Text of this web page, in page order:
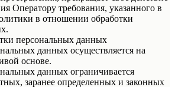
Оператору требования, указанного в
в отношении обработки
персональных данных
данных осуществляется на
основе.
данных ограничивается
заранее определенных и законных